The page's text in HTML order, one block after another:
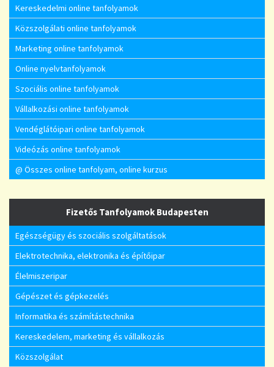
Kereskedelmi online tanfolyamok
Közszolgálati online tanfolyamok
Marketing online tanfolyamok
Online nyelvtanfolyamok
Szociális online tanfolyamok
Vállalkozási online tanfolyamok
Vendéglátóipari online tanfolyamok
Videózás online tanfolyamok
@ Összes online tanfolyam, online kurzus
Fizetős Tanfolyamok Budapesten
Egészségügy és szociális szolgáltatások
Elektrotechnika, elektronika és építőipar
Élelmiszeripar
Gépészet és gépkezelés
Informatika és számítástechnika
Kereskedelem, marketing és vállalkozás
Közszolgálat